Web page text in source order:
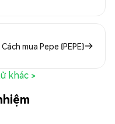
Cách mua Pepe (PEPE)
khác >